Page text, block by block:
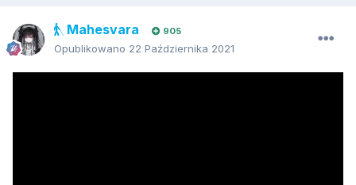
Mahesvara 905
Opublikowano 22 Października 2021